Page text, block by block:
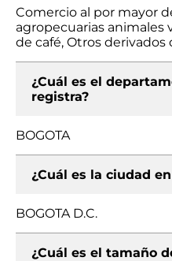
Comercio al por mayor
agropecuarias animales
de café, Otros derivados
¿Cuál es el
registra?
BOGOTA
¿Cuál es la ciudad
BOGOTA D.C.
¿Cuál es el tamaño